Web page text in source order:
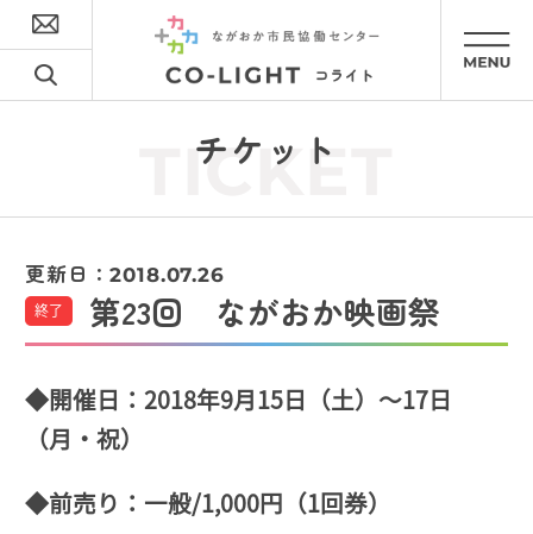
チケット
TICKET
更新日：2018.07.26
終了 第23回 ながおか映画祭
◆開催日：2018年9月15日（土）～17日
（月・祝）
◆前売り：一般/1,000円（1回券）